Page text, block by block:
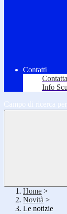
Contatti
Info
Campo di ricerca
Home >
Novità >
Le notizie